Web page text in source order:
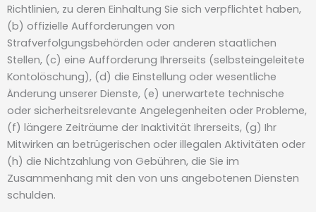
Richtlinien, zu deren Einhaltung Sie sich verpflichtet haben,
(b) offizielle Aufforderungen von
Strafverfolgungsbehörden oder anderen staatlichen
Stellen, (c) eine Aufforderung Ihrerseits (selbsteingeleitete
Kontolöschung), (d) die Einstellung oder wesentliche
Änderung unserer Dienste, (e) unerwartete technische
oder sicherheitsrelevante Angelegenheiten oder Probleme,
(f) längere Zeiträume der Inaktivität Ihrerseits, (g) Ihr
Mitwirken an betrügerischen oder illegalen Aktivitäten oder
(h) die Nichtzahlung von Gebühren, die Sie im
Zusammenhang mit den von uns angebotenen Diensten
schulden.